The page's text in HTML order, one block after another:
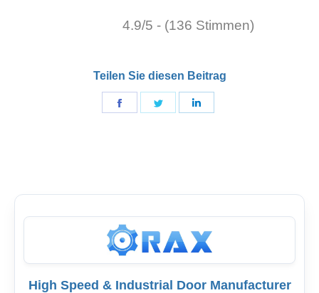
4.9/5 - (136 Stimmen)
Teilen Sie diesen Beitrag
Teilen
Teilen
High Speed & Industrial Door Manufacturer